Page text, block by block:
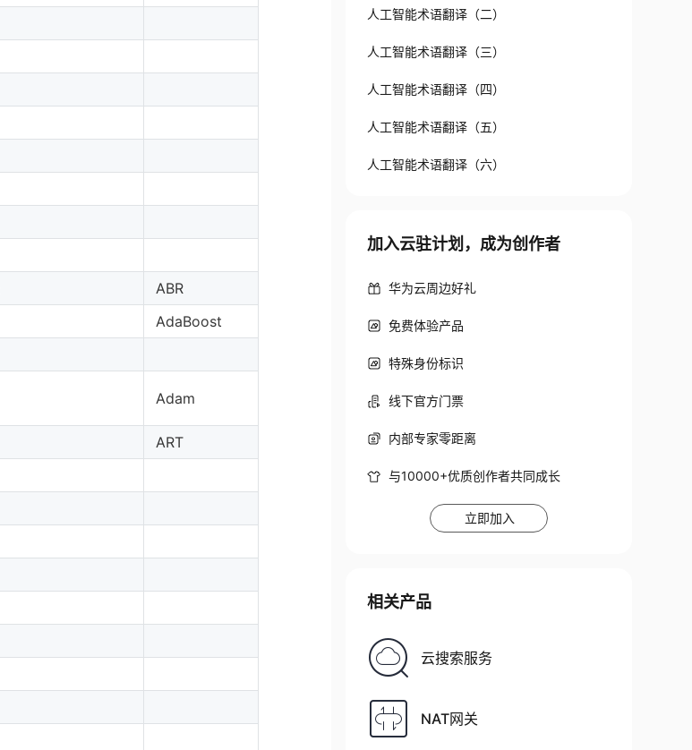
ABR
AdaBoost
Adam
ART
人工智能术语翻译（二）
人工智能术语翻译（三）
人工智能术语翻译（四）
人工智能术语翻译（五）
人工智能术语翻译（六）
加入云驻计划，成为创作者
华为云周边好礼
免费体验产品
特殊身份标识
线下官方门票
内部专家零距离
与10000+优质创作者共同成长
立即加入
相关产品
云搜索服务
NAT网关